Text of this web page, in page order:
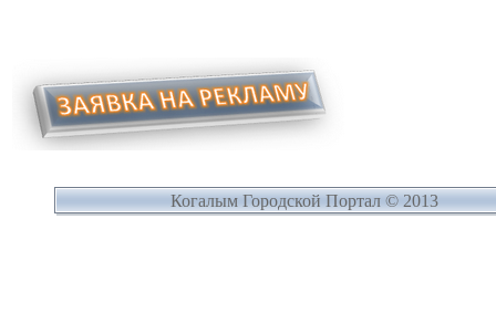
Когалым Городской Портал © 2013